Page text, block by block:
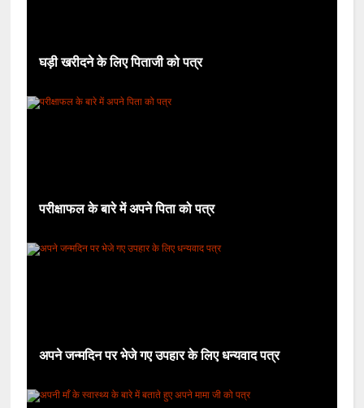
घड़ी खरीदने के लिए पिताजी को पत्र
परीक्षाफल के बारे में अपने पिता को पत्र
अपने जन्मदिन पर भेजे गए उपहार के लिए धन्यवाद पत्र